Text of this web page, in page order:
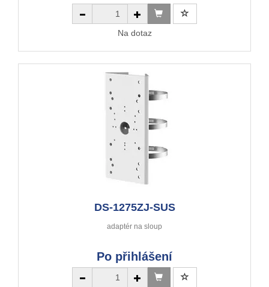
Na dotaz
DS-1275ZJ-SUS
adaptér na sloup
Po přihlášení